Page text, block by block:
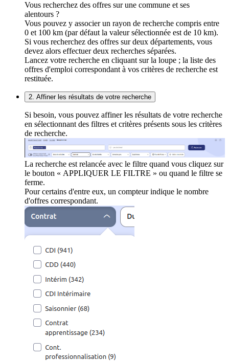
Vous recherchez des offres sur une commune et ses
alentours ?
Vous pouvez y associer un rayon de recherche compris entre
0 et 100 km (par défaut la valeur sélectionnée est de 10 km).
Si vous recherchez des offres sur deux départements, vous
devez alors effectuer deux recherches séparées.
Lancez votre recherche en cliquant sur la loupe ; la liste des
offres d'emploi correspondant à vos critères de recherche est
restituée.
2. Affiner les résultats de votre recherche
Si besoin, vous pouvez affiner les résultats de votre recherche
en sélectionnant des filtres et critères présents sous les critères
de recherche.
La recherche est relancée avec le filtre quand vous cliquez sur
le bouton « APPLIQUER LE FILTRE » ou quand le filtre se
ferme.
Pour certains d'entre eux, un compteur indique le nombre
d'offres correspondant.